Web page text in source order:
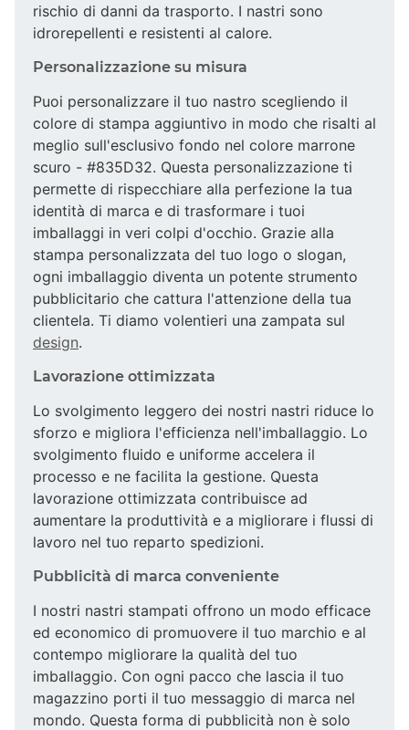
rischio di danni da trasporto. I nastri sono
idrorepellenti e resistenti al calore.
Personalizzazione su misura
Puoi personalizzare il tuo nastro scegliendo il
colore di stampa aggiuntivo in modo che risalti al
meglio sull'esclusivo fondo nel colore marrone
scuro - #835D32. Questa personalizzazione ti
permette di rispecchiare alla perfezione la tua
identità di marca e di trasformare i tuoi
imballaggi in veri colpi d'occhio. Grazie alla
stampa personalizzata del tuo logo o slogan,
ogni imballaggio diventa un potente strumento
pubblicitario che cattura l'attenzione della tua
clientela. Ti diamo volentieri una zampata sul
design.
Lavorazione ottimizzata
Lo svolgimento leggero dei nostri nastri riduce lo
sforzo e migliora l'efficienza nell'imballaggio. Lo
svolgimento fluido e uniforme accelera il
processo e ne facilita la gestione. Questa
lavorazione ottimizzata contribuisce ad
aumentare la produttività e a migliorare i flussi di
lavoro nel tuo reparto spedizioni.
Pubblicità di marca conveniente
I nostri nastri stampati offrono un modo efficace
ed economico di promuovere il tuo marchio e al
contempo migliorare la qualità del tuo
imballaggio. Con ogni pacco che lascia il tuo
magazzino porti il tuo messaggio di marca nel
mondo. Questa forma di pubblicità non è solo